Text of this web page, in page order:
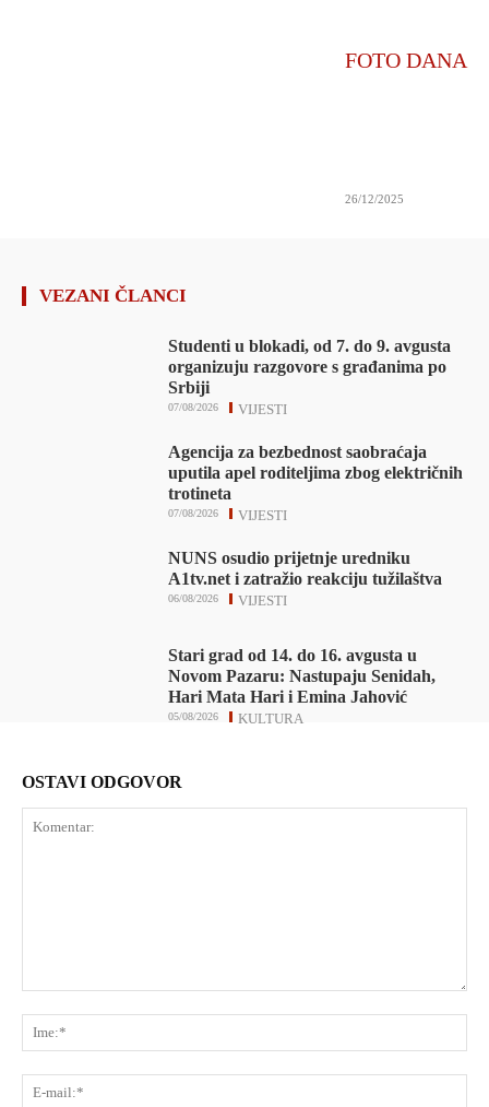
FOTO DANA
26/12/2025
VEZANI ČLANCI
Studenti u blokadi, od 7. do 9. avgusta
organizuju razgovore s građanima po
Srbiji
VIJESTI
07/08/2026
Agencija za bezbednost saobraćaja
uputila apel roditeljima zbog električnih
trotineta
VIJESTI
07/08/2026
NUNS osudio prijetnje uredniku
A1tv.net i zatražio reakciju tužilaštva
VIJESTI
06/08/2026
Stari grad od 14. do 16. avgusta u
Novom Pazaru: Nastupaju Senidah,
Hari Mata Hari i Emina Jahović
KULTURA
05/08/2026
OSTAVI ODGOVOR